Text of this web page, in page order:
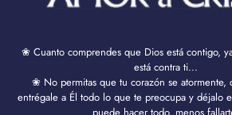
❀ Cuanto comprendes que Dios está contigo,
está contra ti...
❀ No permitas que tu corazón se atormente,
entrégale a Él todo lo que te preocupa y déjalo